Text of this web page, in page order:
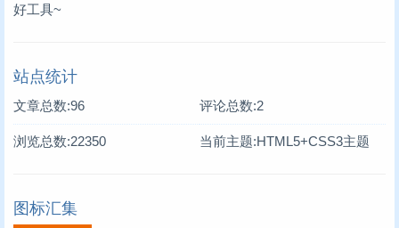
好工具~
站点统计
文章总数:96 评论总数:2
浏览总数:22350 当前主题:HTML5+CSS3主题
图标汇集